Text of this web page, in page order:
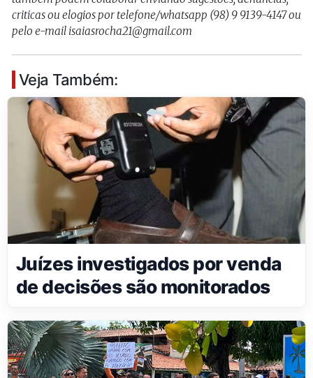
criticas ou elogios por telefone/whatsapp (98) 9 9139-4147 ou
pelo e-mail isaiasrocha21@gmail.com
Veja Também:
Juízes investigados por venda
de decisões são monitorados